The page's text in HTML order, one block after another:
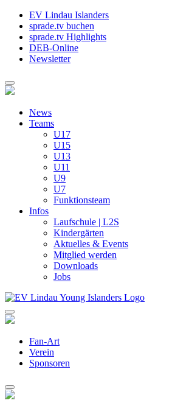
EV Lindau Islanders
sprade.tv buchen
sprade.tv Highlights
DEB-Online
Newsletter
News
Teams
U17
U15
U13
U11
U9
U7
Funktionsteam
Infos
Laufschule | L2S
Kindergärten
Aktuelles & Events
Mitglied werden
Downloads
Jobs
Fan-Art
Verein
Sponsoren